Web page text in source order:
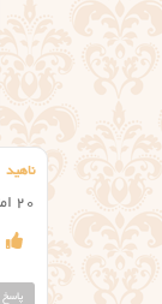
ناهید
۲۰ امتیاز به اسم الیسا عالی
پاسخ